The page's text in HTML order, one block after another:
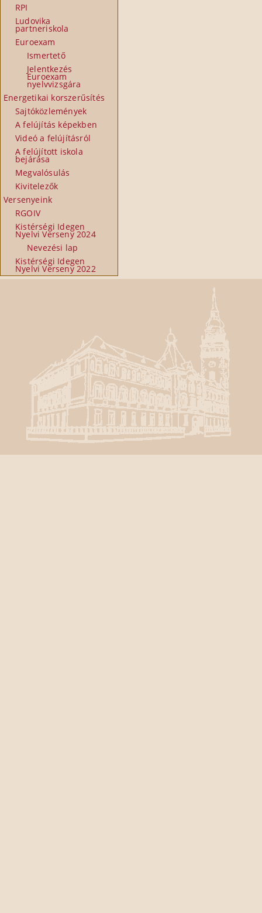
RPI
Ludovika
partneriskola
Euroexam
Ismertető
Jelentkezés
Euroexam
nyelvvizsgára
Energetikai korszerűsítés
Sajtóközlemények
A felújítás képekben
Videó a felújításról
A felújított iskola
bejárása
Megvalósulás
Kivitelezők
Versenyeink
RGOIV
Kistérségi Idegen
Nyelvi Verseny 2024
Nevezési lap
Kistérségi Idegen
Nyelvi Verseny 2022